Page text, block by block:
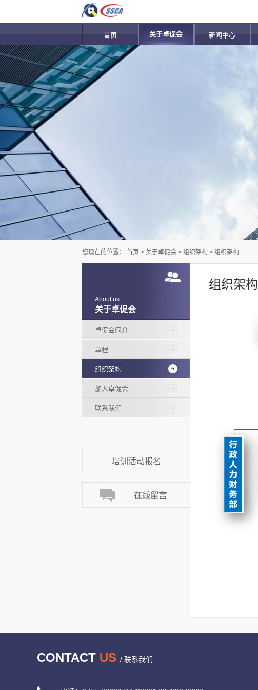
首页 关于卓促会 新闻中心
关于卓促会
About us
卓促会简介
章程
组织架构
加入卓促会
联系我们
培训活动报名
组织架构
您现在的位置： 首页 > 关于卓促会 > 组织架构 > 组织架构
CONTACT US / 联系我们